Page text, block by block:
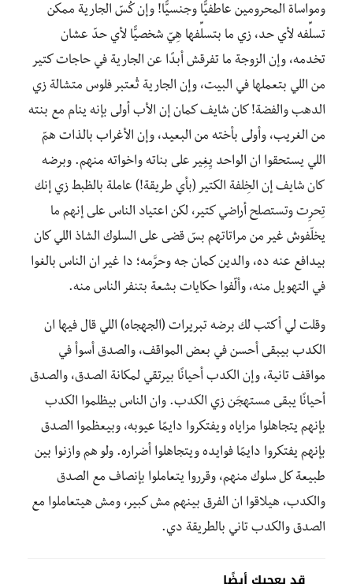
ومواساة المحرومين عاطفيًّا وجنسيًّا! وإن كُسّ الجارية ممكن
تسلِّفه لأي حد، زي ما بتسلِّفها هِيّ شخصيًّا لأي حدّ عشان
تخدمه، وإن الزوجة ما تفرقش أبدًا عن الجارية في حاجات كتير
من اللي بتعملها في البيت، وإن الجارية تُعتبر فلوس متشالة زي
الدهب والفضة! كان شايف كمان إن الأب أولى بإنه ينام مع بنته
من الغريب، وأولى بأخته من البعيد، وإن الأغراب بالذات همّ
اللي يستحقوا ان الواحد يِغِير على بناته واخواته منهم. وبرضه
كان شايف إن الخِلفة الكتير (بأي طريقة!) عاملة بالظبط زي إنك
تِحرِت وتستصلح أراضي كتير، لكن اعتياد الناس على إنهم ما
يخلّفوش غير من مراتاتهم بسّ قضى على السلوك الشاذ اللي كان
بيدافع عنه ده، والدين كمان جه وحرَّمه؛ دا غير ان الناس بالغوا
في التهويل منه، وألّفوا حكايات بشعة بتنفر الناس منه.
وقلت لي أكتب لك برضه تبريرات (الجهجاه) اللي قال فيها ان
الكدب بيبقى أحسن في بعض المواقف، والصدق أسوأ في
مواقف تانية، وإن الكدب أحيانًا بيرتقي لمكانة الصدق، والصدق
أحيانًا يبقى مستهجَن زي الكدب. وان الناس بيظلموا الكدب
بإنهم يتجاهلوا مزاياه ويفتكروا دايمًا عيوبه، وبيعظموا الصدق
بإنهم يفتكروا دايمًا فوايده ويتجاهلوا أضراره. ولو هم وازنوا بين
طبيعة كل سلوك منهم، وقرروا يتعاملوا بإنصاف مع الصدق
والكدب، هيلاقوا ان الفرق بينهم مش كبير، ومش هيتعاملوا مع
الصدق والكدب تاني بالطريقة دي.